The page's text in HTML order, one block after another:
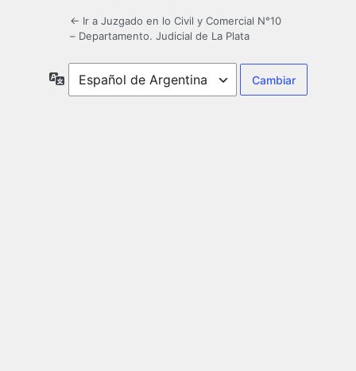
← Ir a Juzgado en lo Civil y Comercial N°10
– Departamento. Judicial de La Plata
Idioma